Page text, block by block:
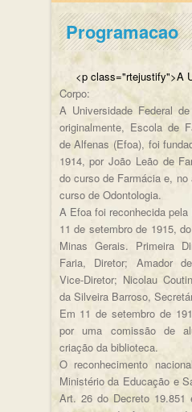
Programacao
<p
Corpo:
A Universidade Federal
originalmente, Escola de
de Alfenas (Efoa), foi
1914, por João Leão de
do curso de Farmácia e,
curso de Odontologia.
A Efoa foi reconhecida
11 de setembro de 1915,
Minas Gerais. Primeira
Faria, Diretor; Amador
Vice-Diretor; Nicolau
da Silveira Barroso,
Em 11 de setembro de
por uma comissão de
criação da biblioteca.
O reconhecimento
Ministério da Educação e
Art. 26 do Decreto